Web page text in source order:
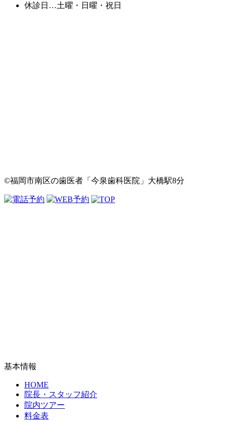
休診日…土曜・日曜・祝日
©福岡市南区の歯医者「今泉歯科医院」大橋駅8分
基本情報
HOME
院長・スタッフ紹介
院内ツアー
料金表